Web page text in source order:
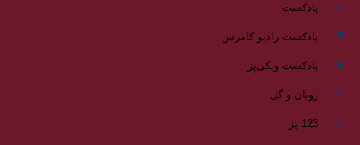
پادکست
پادکست رادیو کامرس
پادکست ویکی‌پز
روبان و گل
123 پز